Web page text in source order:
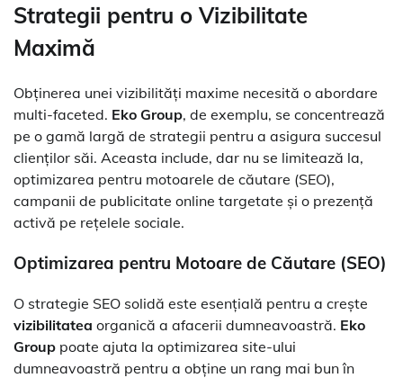
Strategii pentru o Vizibilitate
Maximă
Obținerea unei vizibilități maxime necesită o abordare
multi-faceted. Eko Group, de exemplu, se concentrează
pe o gamă largă de strategii pentru a asigura succesul
clienților săi. Aceasta include, dar nu se limitează la,
optimizarea pentru motoarele de căutare (SEO),
campanii de publicitate online targetate și o prezență
activă pe rețelele sociale.
Optimizarea pentru Motoare de Căutare (SEO)
O strategie SEO solidă este esențială pentru a crește
vizibilitatea organică a afacerii dumneavoastră. Eko
Group poate ajuta la optimizarea site-ului
dumneavoastră pentru a obține un rang mai bun în